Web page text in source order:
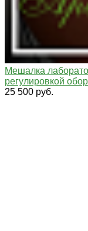
Мешалка
регулировкой
25 500 руб.